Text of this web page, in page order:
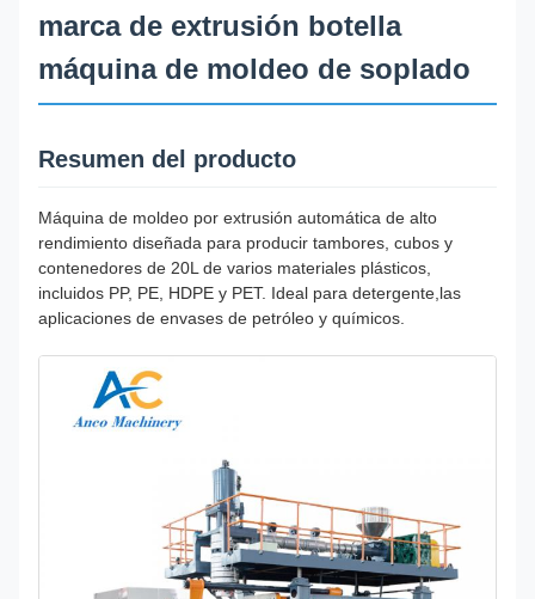
marca de extrusión botella
máquina de moldeo de soplado
Resumen del producto
Máquina de moldeo por extrusión automática de alto
rendimiento diseñada para producir tambores, cubos y
contenedores de 20L de varios materiales plásticos,
incluidos PP, PE, HDPE y PET. Ideal para detergente,las
aplicaciones de envases de petróleo y químicos.